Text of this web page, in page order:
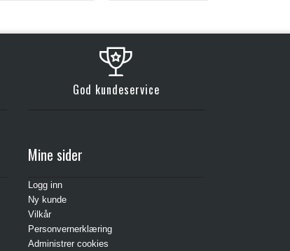
God kundeservice
Mine sider
Logg inn
Ny kunde
Vilkår
Personvernerklæring
Administrer cookies